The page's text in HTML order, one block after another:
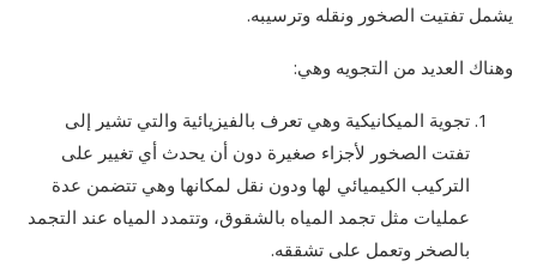
يشمل تفتيت الصخور ونقله وترسيبه.
وهناك العديد من التجويه وهي:
تجوية الميكانيكية وهي تعرف بالفيزيائية والتي تشير إلى
تفتت الصخور لأجزاء صغيرة دون أن يحدث أي تغيير على
التركيب الكيميائي لها ودون نقل لمكانها وهي تتضمن عدة
عمليات مثل تجمد المياه بالشقوق، وتتمدد المياه عند التجمد
بالصخر وتعمل على تشققه.